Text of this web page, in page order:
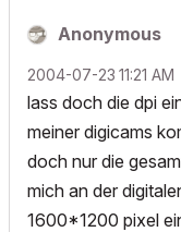
Anonymous
‎2004-07-23 11:21 AM
lass doch die dpi
meiner digicams
doch nur die
mich an der
1600*1200 pixel